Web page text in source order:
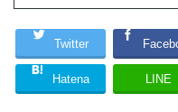
Twitter
Hatena LINE